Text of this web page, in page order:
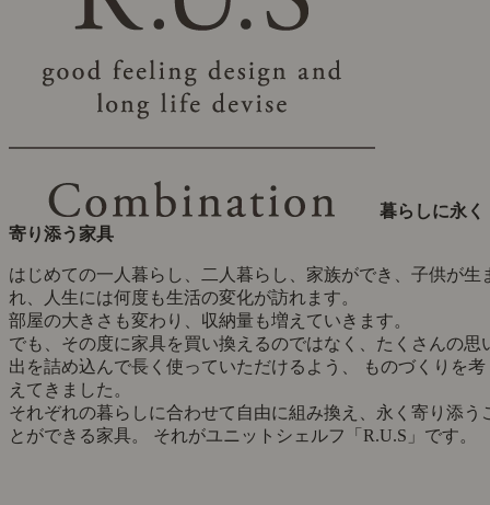
暮らしに永く
寄り添う家具
はじめての一人暮らし、二人暮らし、家族ができ、子供が生
れ、人生には何度も生活の変化が訪れます。
部屋の大きさも変わり、収納量も増えていきます。
でも、その度に家具を買い換えるのではなく、たくさんの思
出を詰め込んで長く使っていただけるよう、 ものづくりを考
えてきました。
それぞれの暮らしに合わせて自由に組み換え、永く寄り添う
とができる家具。 それがユニットシェルフ「R.U.S」です。